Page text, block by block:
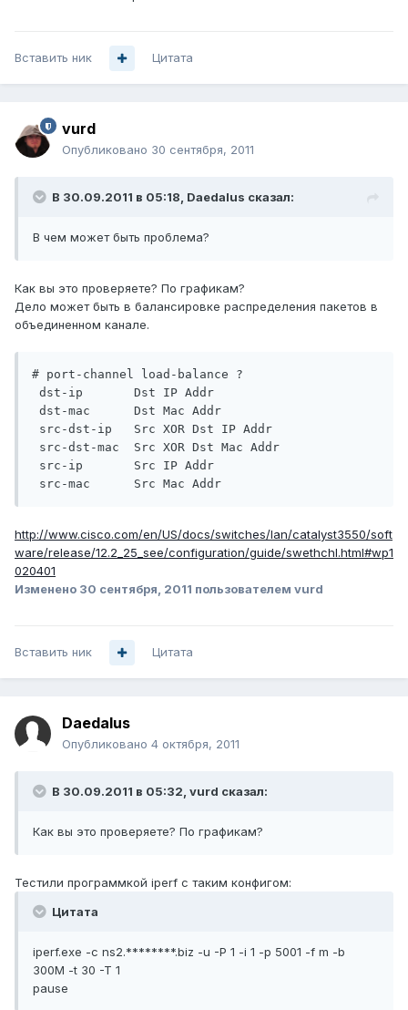
Вставить ник Цитата
vurd
Опубликовано 30 сентября, 2011
В 30.09.2011 в 05:18, Daedalus сказал:
В чем может быть проблема?
Как вы это проверяете? По графикам?
Дело может быть в балансировке распределения пакетов в
объединенном канале.
# port-channel load-balance ?
http://www.cisco.com/en/US/docs/switches/lan/catalyst3550/soft
ware/release/12.2_25_see/configuration/guide/swethchl.html#wp1
020401
Изменено 30 сентября, 2011 пользователем vurd
Вставить ник Цитата
Daedalus
Опубликовано 4 октября, 2011
В 30.09.2011 в 05:32, vurd сказал:
Как вы это проверяете? По графикам?
Тестили программкой iperf с таким конфигом:
Цитата
iperf.exe -c ns2.********.biz -u -P 1 -i 1 -p 5001 -f m -b
300M -t 30 -T 1
pause